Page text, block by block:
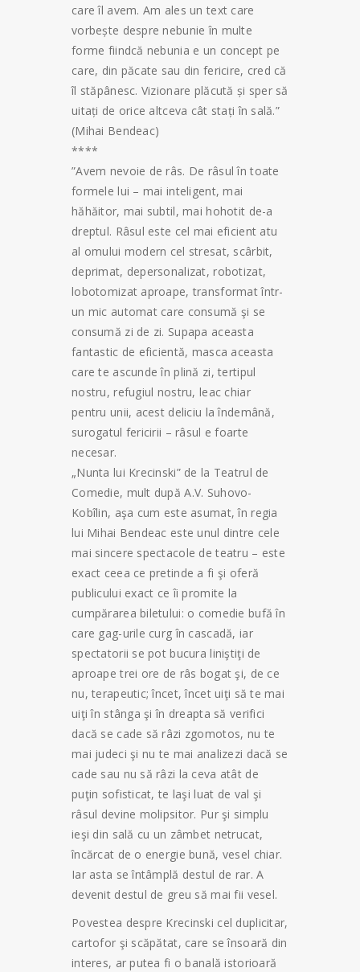
care îl avem. Am ales un text care
vorbește despre nebunie în multe
forme fiindcă nebunia e un concept pe
care, din păcate sau din fericire, cred că
îl stăpânesc. Vizionare plăcută și sper să
uitați de orice altceva cât stați în sală.”
(Mihai Bendeac)
****
”Avem nevoie de râs. De râsul în toate
formele lui – mai inteligent, mai
hăhăitor, mai subtil, mai hohotit de-a
dreptul. Râsul este cel mai eficient atu
al omului modern cel stresat, scârbit,
deprimat, depersonalizat, robotizat,
lobotomizat aproape, transformat într-
un mic automat care consumă şi se
consumă zi de zi. Supapa aceasta
fantastic de eficientă, masca aceasta
care te ascunde în plină zi, tertipul
nostru, refugiul nostru, leac chiar
pentru unii, acest deliciu la îndemână,
surogatul fericirii – râsul e foarte
necesar.
„Nunta lui Krecinski” de la Teatrul de
Comedie, mult după A.V. Suhovo-
Kobîlin, aşa cum este asumat, în regia
lui Mihai Bendeac este unul dintre cele
mai sincere spectacole de teatru – este
exact ceea ce pretinde a fi şi oferă
publicului exact ce îi promite la
cumpărarea biletului: o comedie bufă în
care gag-urile curg în cascadă, iar
spectatorii se pot bucura liniştiţi de
aproape trei ore de râs bogat şi, de ce
nu, terapeutic; încet, încet uiţi să te mai
uiţi în stânga şi în dreapta să verifici
dacă se cade să râzi zgomotos, nu te
mai judeci şi nu te mai analizezi dacă se
cade sau nu să râzi la ceva atât de
puţin sofisticat, te laşi luat de val şi
râsul devine molipsitor. Pur şi simplu
ieşi din sală cu un zâmbet netrucat,
încărcat de o energie bună, vesel chiar.
Iar asta se întâmplă destul de rar. A
devenit destul de greu să mai fii vesel.
Povestea despre Krecinski cel duplicitar,
cartofor şi scăpătat, care se însoară din
interes, ar putea fi o banală istorioară